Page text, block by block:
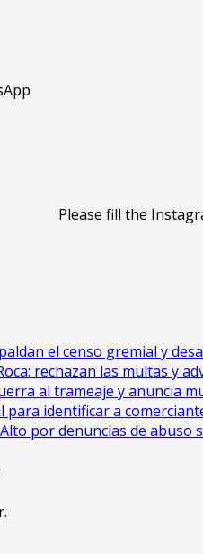
Please fill the
el censo gremial y
rechazan las multas y
al trameaje y anuncia
identificar a
por denuncias de abuso